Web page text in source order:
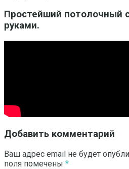
Простейший потолочный
руками.
Добавить комментарий
Ваш адрес email не будет
поля помечены *